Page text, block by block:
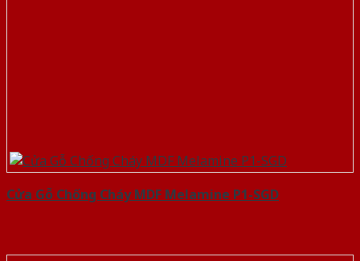
Cửa Gỗ Chống Cháy MDF Melamine P1-SGD